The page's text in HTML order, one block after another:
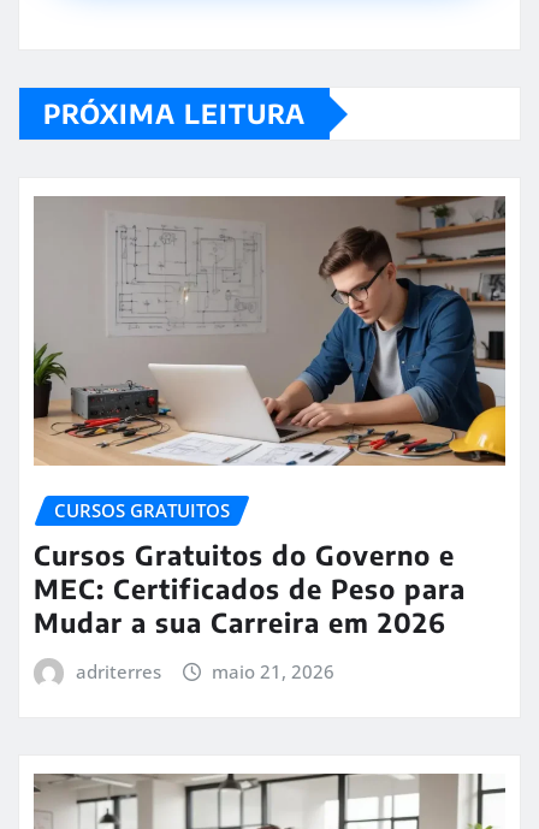
PRÓXIMA LEITURA
CURSOS GRATUITOS
Cursos Gratuitos do Governo e
MEC: Certificados de Peso para
Mudar a sua Carreira em 2026
adriterres maio 21, 2026